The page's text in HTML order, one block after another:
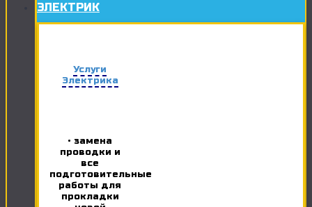
ЭЛЕКТРИК
Услуги
Электрика
• замена
проводки и
все
подготовительные
работы для
прокладки